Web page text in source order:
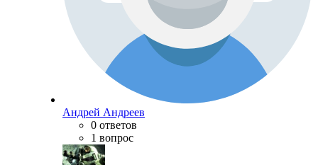
Андрей Андреев
0 ответов
1 вопрос